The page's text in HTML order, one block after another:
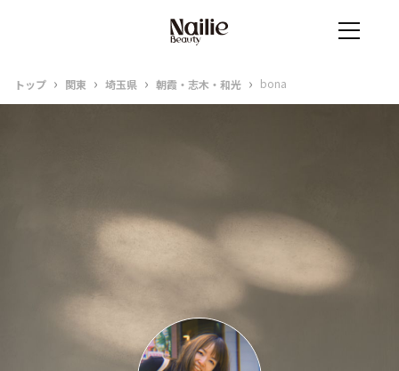
トップ › 関東 › 埼玉県 › 朝霞・志木・和光 › bona